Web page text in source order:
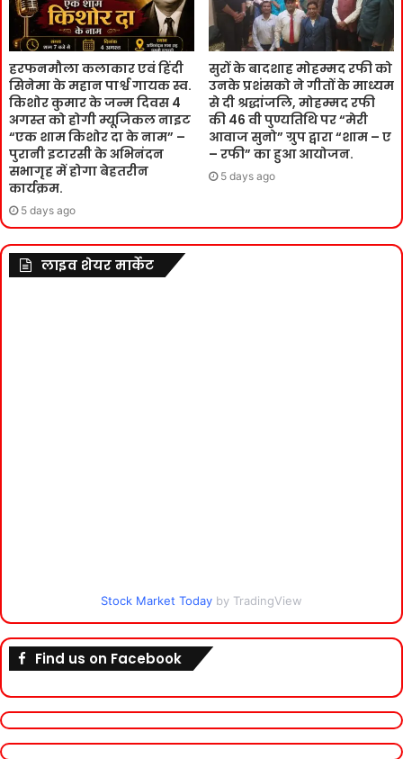
हरफनमौला कलाकार एवं हिंदी
सिनेमा के महान पार्श्व गायक स्व.
किशोर कुमार के जन्म दिवस 4
अगस्त को होगी म्यूजिकल नाइट
“एक शाम किशोर दा के नाम” –
पुरानी इटारसी के अभिनंदन
सभागृह में होगा बेहतरीन
कार्यक्रम.
5 days ago
सुरों के बादशाह मोहम्मद रफी को
उनके प्रशंसको ने गीतों के माध्यम
से दी श्रद्धांजलि, मोहम्मद रफी
की 46 वी पुण्यतिथि पर “मेरी
आवाज सुनो” ग्रुप द्वारा “शाम – ए
– रफी” का हुआ आयोजन.
5 days ago
लाइव शेयर मार्केट
Stock Market Today by TradingView
Find us on Facebook